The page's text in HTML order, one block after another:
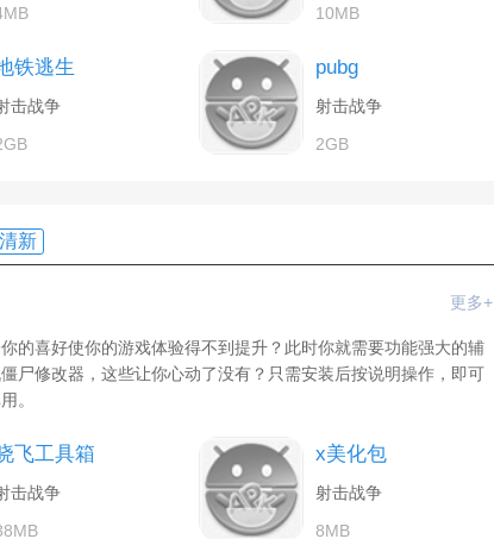
10MB
铁逃生
击战争
pubg
射击战争
2GB
新
更多+
的喜好使你的游戏体验得不到提升？此时你就需要功能强大的辅
尸修改器，这些让你心动了没有？只需安装后按说明操作，即可
。
飞工具箱
击战争
x美化包
射击战争
8MB